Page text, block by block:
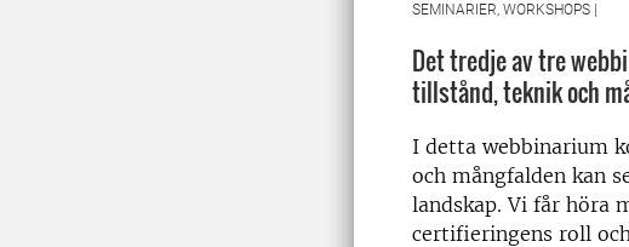
SEMINARIER, WORKSHOPS |
Det tredje av tre
tillstånd, teknik och
I detta webbinarium
och mångfalden kan
landskap. Vi får höra
certifieringens roll